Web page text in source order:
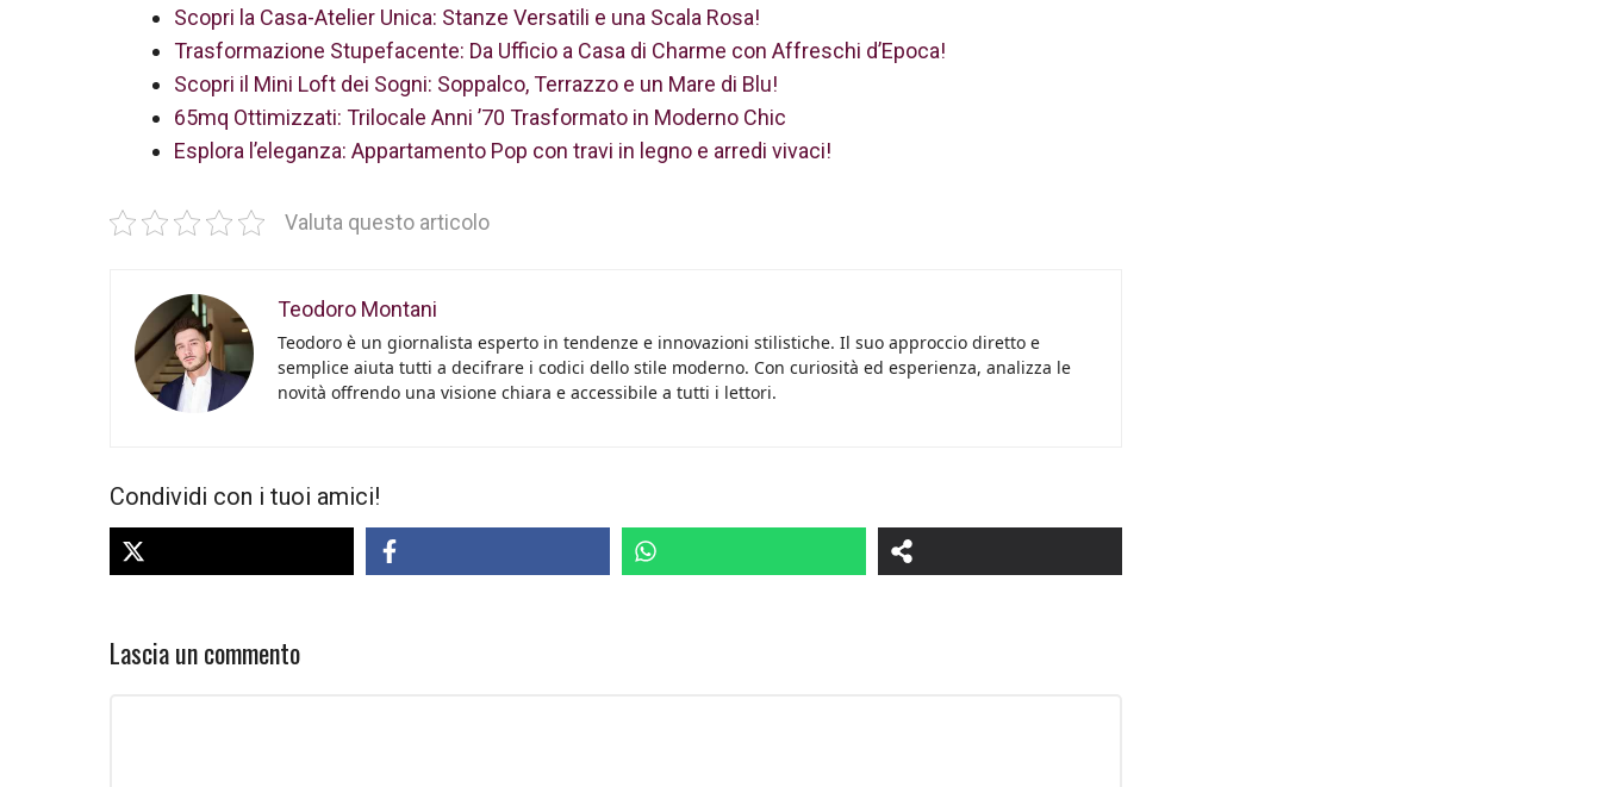
Scopri la Casa-Atelier Unica: Stanze Versatili e una Scala Rosa!
Trasformazione Stupefacente: Da Ufficio a Casa di Charme con Affreschi d’Epoca!
Scopri il Mini Loft dei Sogni: Soppalco, Terrazzo e un Mare di Blu!
65mq Ottimizzati: Trilocale Anni ’70 Trasformato in Moderno Chic
Esplora l’eleganza: Appartamento Pop con travi in legno e arredi vivaci!
Valuta questo articolo
Teodoro Montani
Teodoro è un giornalista esperto in tendenze e innovazioni stilistiche. Il suo approccio diretto e
semplice aiuta tutti a decifrare i codici dello stile moderno. Con curiosità ed esperienza, analizza le
novità offrendo una visione chiara e accessibile a tutti i lettori.
Condividi con i tuoi amici!
Lascia un commento